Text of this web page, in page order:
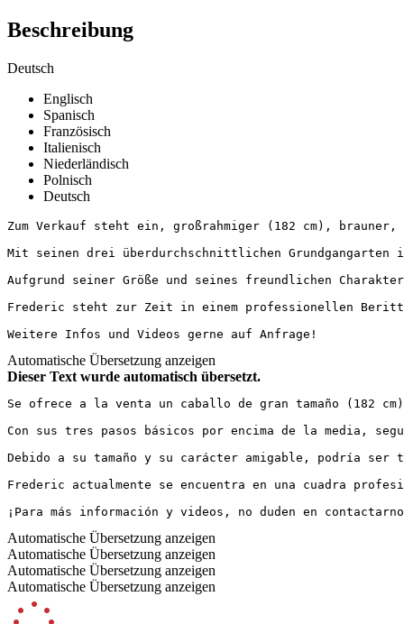
Beschreibung
Deutsch
Englisch
Spanisch
Französisch
Italienisch
Niederländisch
Polnisch
Deutsch
Zum Verkauf steht ein, großrahmiger (182 cm), brauner,
Mit seinen drei überdurchschnittlichen
Aufgrund seiner Größe und seines freundlichen
Frederic steht zur Zeit in einem professionellen
Weitere Infos und Videos gerne auf Anfrage!
Automatische Übersetzung anzeigen
Dieser Text wurde automatisch übersetzt.
Se ofrece a la venta un caballo de gran tamaño (182
Con sus tres pasos básicos por encima de la media,
Debido a su tamaño y su carácter amigable, podría
Frederic actualmente se encuentra en una cuadra
¡Para más información y videos, no duden en
Automatische Übersetzung anzeigen
Automatische Übersetzung anzeigen
Automatische Übersetzung anzeigen
Automatische Übersetzung anzeigen